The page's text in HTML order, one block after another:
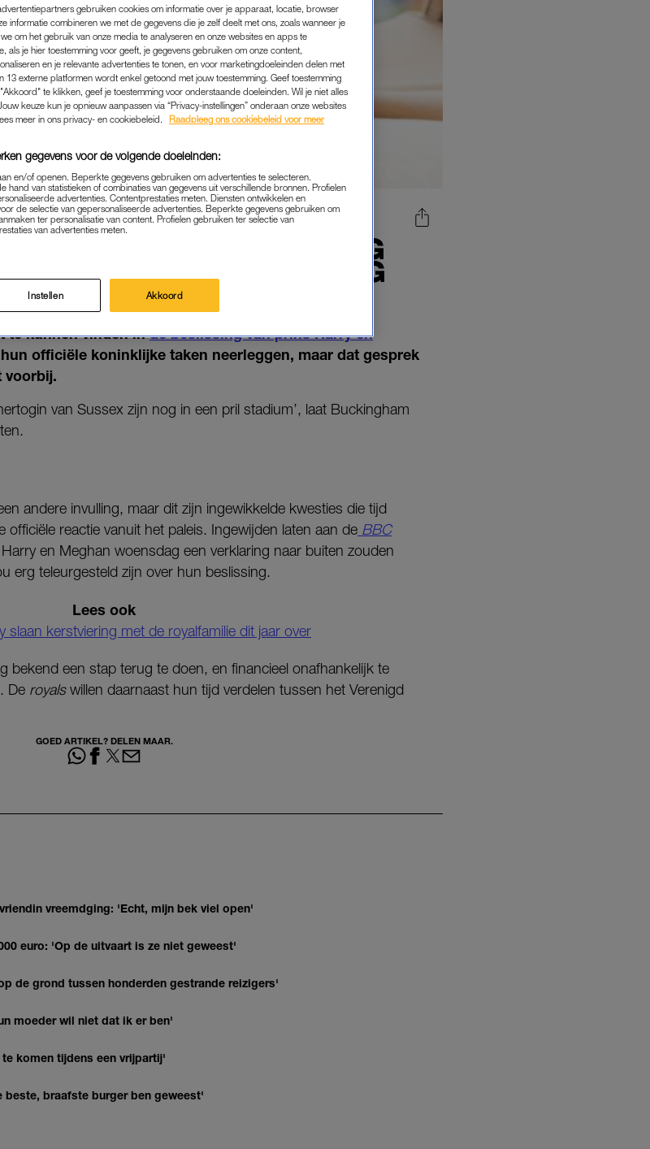
VINDT BESLISSING
IETS TE VOORBARIG
NIEUWS|LINDA.
08-01-2020 MARISSA KLAVER
te kunnen vinden inde beslissing van prins Harry en
officiële koninklijke taken neerleggen, maar dat gesprek
voorbij.
van Sussex zijn nog in een pril stadium’, laat Buckingham
andere invulling, maar dit zijn ingewikkelde kwesties die tijd
officiële reactie vanuit het paleis. Ingewijden laten aan de BBC
en Meghan woensdag een verklaring naar buiten zouden
erg teleurgesteld zijn over hun beslissing.
Lees ook
slaan kerstviering met de royalfamilie dit jaar over
bekend een stap terug te doen, en financieel onafhankelijk te
De royalswillen daarnaast hun tijd verdelen tussen het Verenigd
GOED ARTIKEL? DELEN MAAR.
vreemdging: 'Echt, mijn bek viel open'
euro: 'Op de uitvaart is ze niet geweest'
de grond tussen honderden gestrande reizigers'
moeder wil niet dat ik er ben'
komen tijdens een vrijpartij'
beste, braafste burger ben geweest'
gebruiken cookies om informatie over je apparaat, locatie, browser
informatie combineren we met de gegevens die je zelf deelt met ons, zoals wanneer je
om het gebruik van onze media te analyseren en onze websites en apps te
als je hier toestemming voor geeft, je gegevens gebruiken om onze content,
en je relevante advertenties te tonen, en voor marketingdoeleinden delen met
13 externe platformen wordt enkel getoond met jouw toestemming. Geef toestemming
te klikken, geef je toestemming voor onderstaande doeleinden. Wil je niet alles
keuze kun je opnieuw aanpassen via “Privacy-instellingen” onderaan onze websites
meer in ons privacy- en cookiebeleid.
Raadpleeg ons cookiebeleid voor meer
gegevens voor de volgende doeleinden:
en/of openen. Beperkte gegevens gebruiken om advertenties te selecteren.
hand van statistieken of combinaties van gegevens uit verschillende bronnen. Profielen
advertenties. Contentprestaties meten. Diensten ontwikkelen en
de selectie van gepersonaliseerde advertenties. Beperkte gegevens gebruiken om
ter personalisatie van content. Profielen gebruiken ter selectie van
van advertenties meten.
Instellen Akkoord